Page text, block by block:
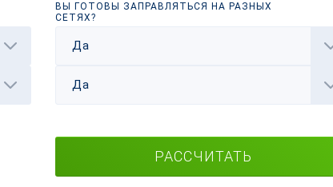
ВЫ ГОТОВЫ ЗАПРАВЛЯТЬСЯ НА РАЗНЫХ
СЕТЯХ?
Да
Да
РАССЧИТАТЬ